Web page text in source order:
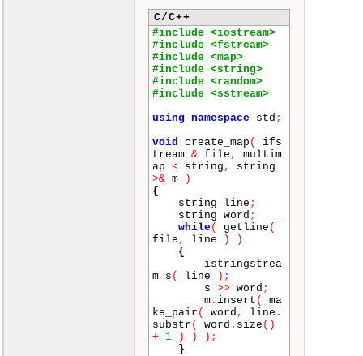
C/C++
#include <iostream>
#include <fstream>
#include <map>
#include <string>
#include <random>
#include <sstream>
using namespace std ;
void create_map (
ifs
tream & file ,
multim
ap < string ,
string
>& m
)
{
string line ;
string word ;
while( getline (
file , line )
)
{
istringstrea
m s ( line ) ;
s >> word ;
m . insert (
ma
ke_pair ( word , line .
substr ( word . size ()
+
1 ) ) ) ;
}